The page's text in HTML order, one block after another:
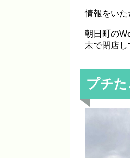
情報をいた
朝日町の
末で閉店し
プチた